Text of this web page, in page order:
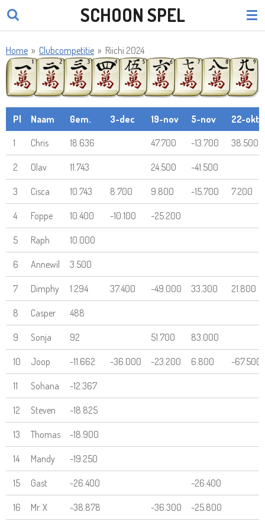
Ga
de
hoofdinhoud
SCHOON SPEL
Home » Clubcompetitie » Riichi 2024
Pl Naam Gem. 3-dec 19-nov 5-nov
22-okt
1
Chris 18.636 47.700 -13.700 38.500
2 Olav 11.743 24.500 -41.500
3 Cisca 10.743 8.700 9.800 -15.700 7.200
4 Foppe 10.400 -10.100 -25.200
5 Raph 10.000
6 Annewil 3.500
7 Dimphy 1.294 37.400 -49.000 33.300 21.800
8 Casper 488
9 Sonja 92 51.700 83.000
10 Joop -11.662 -36.000 -23.200 6.800 -67.500
11 Sohana -12.367
12 Steven -18.825
13 Thomas -18.900
14 Mandy -19.250
15 Gast -26.400 -26.400
16 Mr. X -38.878 -36.300 -25.800